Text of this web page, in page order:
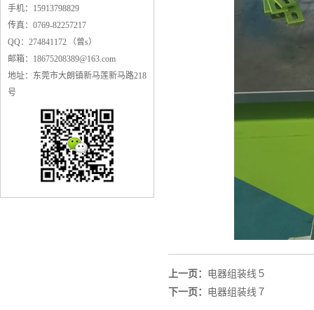
手机：15913798829
传真：0769-82257217
QQ：274841172 （曾s）
邮箱：18675208389@163.com
地址：东莞市大朗镇新马莲新马路218
号
上一页： 电器组装线５
下一页： 电器组装线７